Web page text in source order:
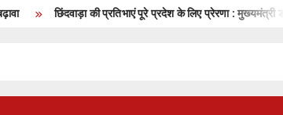
छिंदवाड़ा की प्रतिभाएं पूरे प्रदेश के लिए प्रेरणा : मुख्यमंत्री डॉ. यादव